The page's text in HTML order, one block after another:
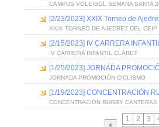
CAMPUS VOLEIBOL SEMANA SANTA
[2/23/2023] XXIX Torneo de
XXIX TORNEO DE AJEDREZ DEL
[2/15/2023] IV CARRERA
IV CARRERA INFANTIL CLARET
[1/25/2023] JORNADA
JORNADA PROMOCIÓN CICLISMO
[1/19/2023] CONCENTRACIÓN
CONCENTRACIÓN RUGBY
1 2 3